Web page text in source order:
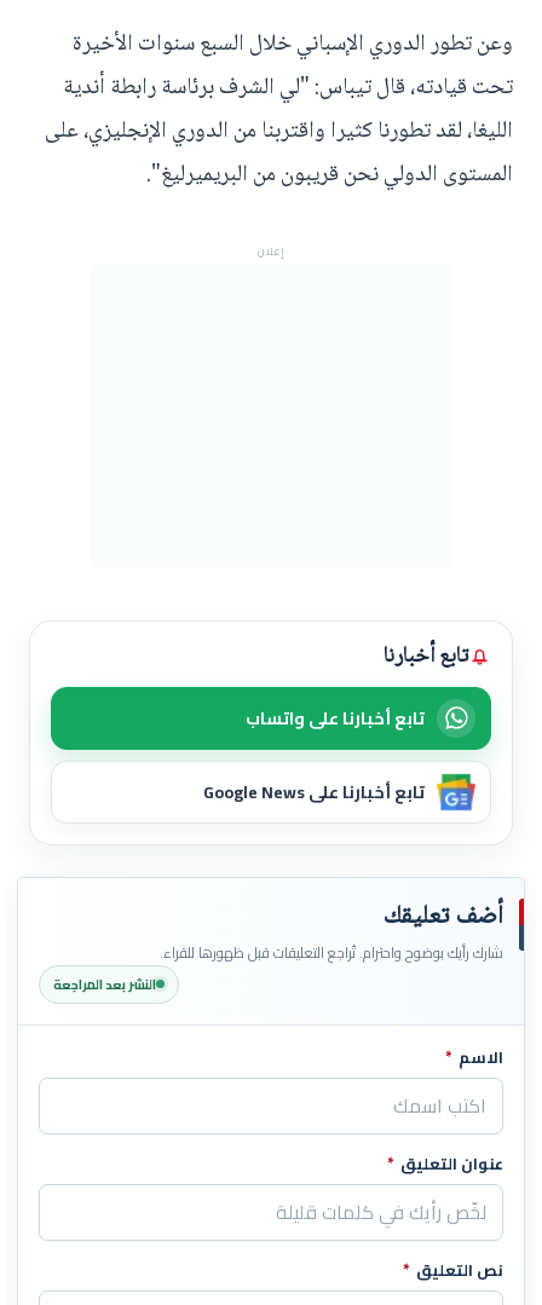
وعن تطور الدوري الإسباني خلال السبع سنوات الأخيرة
تحت قيادته، قال تيباس: "لي الشرف برئاسة رابطة أندية
الليغا، لقد تطورنا كثيرا واقتربنا من الدوري الإنجليزي، على
المستوى الدولي نحن قريبون من البريميرليغ".
إعلان
تابع أخبارنا
تابع أخبارنا على واتساب
تابع أخبارنا على Google News
أضف تعليقك
شارك رأيك بوضوح واحترام. تُراجع التعليقات قبل ظهورها للقراء.
النشر بعد المراجعة
اترك هذا الحقل فارغاً
الاسم *
عنوان التعليق *
نص التعليق *